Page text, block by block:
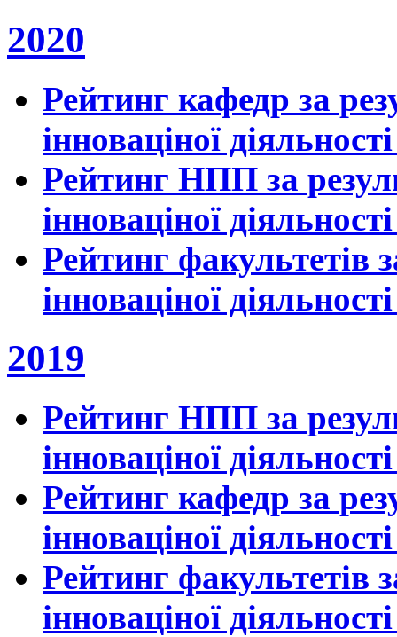
2020
Рейтинг кафедр за
інноваціної
Рейтинг НПП за
інноваціної
Рейтинг факультетів
інноваціної
2019
Рейтинг НПП за
інноваціної
Рейтинг кафедр за
інноваціної
Рейтинг факультетів
інноваціної